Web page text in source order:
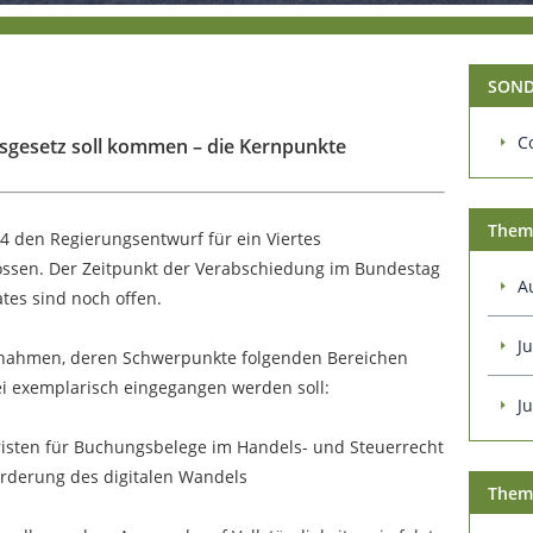
soll kommen – die Kernpunkte
den Regierungsentwurf für ein Viertes
Der Zeitpunkt der Verabschiedung im Bundestag
sind noch offen.
deren Schwerpunkte folgenden Bereichen
eingegangen werden soll:
für Buchungsbelege im Handels- und Steuerrecht
des digitalen Wandels